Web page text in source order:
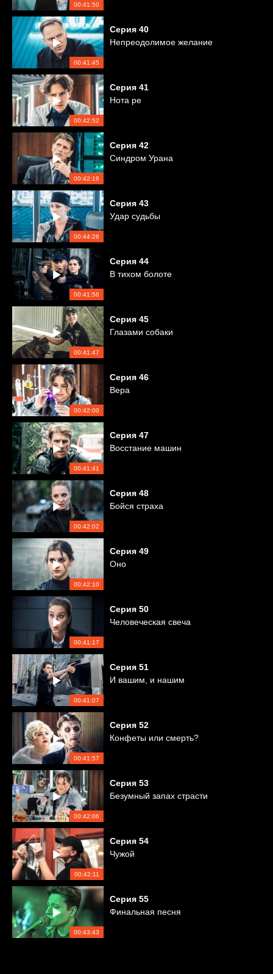
00:41:50
00:41:45
Серия 40
Непреодолимое желание
00:42:52
Серия 41
Нота ре
00:42:16
Серия 42
Синдром Урана
00:44:26
Серия 43
Удар судьбы
00:41:56
Серия 44
В тихом болоте
00:41:47
Серия 45
Глазами собаки
00:42:00
Серия 46
Вера
00:41:41
Серия 47
Восстание машин
00:42:02
Серия 48
Бойся страха
00:42:10
Серия 49
Оно
00:41:17
Серия 50
Человеческая свеча
00:41:07
Серия 51
И вашим, и нашим
00:41:57
Серия 52
Конфеты или смерть?
00:42:06
Серия 53
Безумный запах страсти
00:42:11
Серия 54
Чужой
00:43:43
Серия 55
Финальная песня